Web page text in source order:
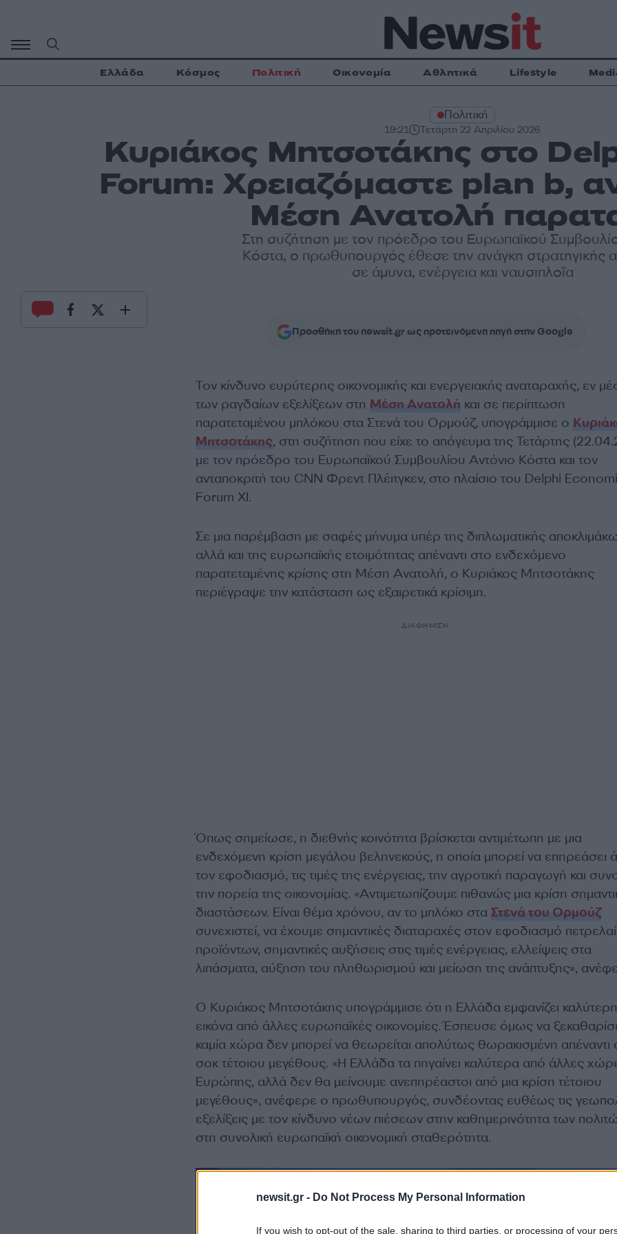
newsit.gr - Do Not Process My Personal Information
If you wish to opt-out of the sale, sharing to third parties, or processing of your
περιεχόμενο
Ελλάδα Κόσμος Πολιτική Οικονομία Αθλητικά Lifestyle
Πολιτική
19:21 Τετάρτη 22 Απριλίου 2026
Κυριάκος Μητσοτάκης στο
Forum: Χρειαζόμαστε plan b,
Μέση Ανατολή
Στη συζήτηση με τον πρόεδρο του Ευρωπαϊκού
Κόστα, ο πρωθυπουργός έθεσε την ανάγκη στρατηγικής
σε άμυνα, ενέργεια και ναυσιπλοΐα
Προσθήκη του newsit.gr ως προτεινόμενη πηγή στην Google
Τον κίνδυνο ευρύτερης οικονομικής και ενεργειακής αναταραχής, εν
των ραγδαίων εξελίξεων στη Μέση Ανατολή και σε περίπτωση
παρατεταμένου μπλόκου στα Στενά του Ορμούζ, υπογράμμισε ο
Μητσοτάκης, στη συζήτηση που είχε το απόγευμα της Τετάρτης
με τον πρόεδρο του Ευρωπαϊκού Συμβουλίου Αντόνιο Κόστα και τον
ανταποκριτή του CNN Φρεντ Πλέιτγκεν, στο πλαίσιο του Delphi
Forum XI.
Σε μια παρέμβαση με σαφές μήνυμα υπέρ της διπλωματικής
αλλά και της ευρωπαϊκής ετοιμότητας απέναντι στο ενδεχόμενο
παρατεταμένης κρίσης στη Μέση Ανατολή, ο Κυριάκος Μητσοτάκης
περιέγραψε την κατάσταση ως εξαιρετικά κρίσιμη.
ΔΙΑΦΗΜΙΣΗ
Όπως σημείωσε, η διεθνής κοινότητα βρίσκεται αντιμέτωπη με μια
ενδεχόμενη κρίση μεγάλου βεληνεκούς, η οποία μπορεί να επηρεάσει
τον εφοδιασμό, τις τιμές της ενέργειας, την αγροτική παραγωγή και
την πορεία της οικονομίας. «Αντιμετωπίζουμε πιθανώς μια κρίση
διαστάσεων. Είναι θέμα χρόνου, αν το μπλόκο στα Στενά του Ορμούζ
συνεχιστεί, να έχουμε σημαντικές διαταραχές στον εφοδιασμό
προϊόντων, σημαντικές αυξήσεις στις τιμές ενέργειας, ελλείψεις στα
λιπάσματα, αύξηση του πληθωρισμού και μείωση της ανάπτυξης»,
Ο Κυριάκος Μητσοτάκης υπογράμμισε ότι η Ελλάδα εμφανίζει καλύτερη
εικόνα από άλλες ευρωπαϊκές οικονομίες. Έσπευσε όμως να
καμία χώρα δεν μπορεί να θεωρείται απολύτως θωρακισμένη απέναντι
σοκ τέτοιου μεγέθους. «Η Ελλάδα τα πηγαίνει καλύτερα από άλλες
Ευρώπης, αλλά δεν θα μείνουμε ανεπηρέαστοι από μια κρίση τέτοιου
μεγέθους», ανέφερε ο πρωθυπουργός, συνδέοντας ευθέως τις
εξελίξεις με τον κίνδυνο νέων πιέσεων στην καθημερινότητα των
στη συνολική ευρωπαϊκή οικονομική σταθερότητα.